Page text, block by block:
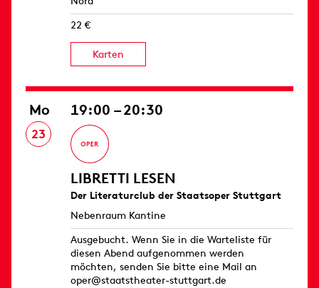
22 €
Karten
Mo
23
19:00 – 20:30
LIBRETTI LESEN
Der Literaturclub der Staatsoper Stuttgart
Nebenraum Kantine
Ausgebucht. Wenn Sie in die Warteliste für
diesen Abend aufgenommen werden
möchten, senden Sie bitte eine Mail an
oper@staatstheater-stuttgart.de